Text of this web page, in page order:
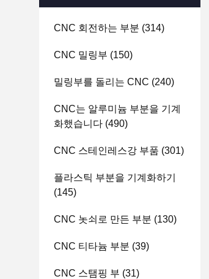
CNC 회전하는 부분 (314)
CNC 밀링부 (150)
밀링부를 돌리는 CNC (240)
CNC는 알루미늄 부분을 기계
화했습니다 (490)
CNC 스테인레스강 부품 (301)
플라스틱 부분을 기계화하기
(145)
CNC 놋쇠로 만든 부분 (130)
CNC 티타늄 부분 (39)
CNC 스탬핑 부 (31)